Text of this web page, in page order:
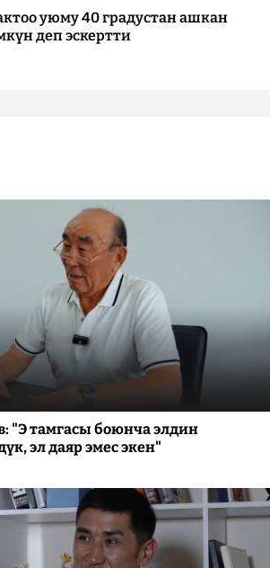
уюму 40 градустан ашкан
деп эскертти
"Э тамгасы боюнча элдин
эл даяр эмес экен"